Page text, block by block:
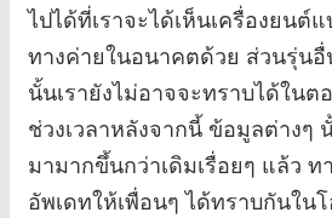
ไปได้ที่เราจะได้เห็นเครื่องยนต์
ทางค่ายในอนาคตด้วย ส่วนรุ่นอื่
นั้นเรายังไม่อาจจะทราบได้ในต
ช่วงเวลาหลังจากนี้ ข้อมูลต่างๆ
มามากขึ้นกว่าเดิมเรื่อยๆ แล้ว ท
อัพเดทให้เพื่อนๆ ได้ทราบกันใน